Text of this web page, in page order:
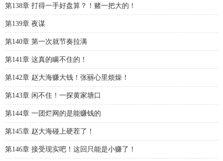
第138章 打得一手好盘算？！赌一把大的！
第139章 夜谋
第140章 第一次就节奏拉满
第141章 这真的瞒不住的！
第142章 赵大海赚大钱！张丽心里烦燥！
第143章 闲不住！一探黄家塘口
第144章 一团烂网的是能赚钱的
第145章 赵大海碰上硬茬了！
第146章 接受现实吧！这回只能是小赚了！